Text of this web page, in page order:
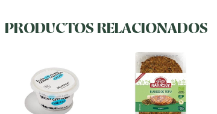
PRODUCTOS RELACIONADOS